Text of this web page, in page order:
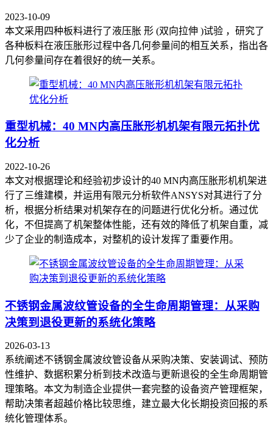
2023-10-09
本文采用四种板料进行了液压胀 形 (双向拉伸 )试验 ，研究了
各种板料在液压胀形过程中各几何参量间的相互关系，指出各
几何参量间存在着很好的统一关系。
重型机械：40 MN内高压胀形机机架有限元拓扑优
化分析
2022-10-26
本文对根据理论和经验初步设计的40 MN内高压胀形机机架进
行了三维建模，并运用有限元分析软件ANSYS对其进行了分
析，根据分析结果对机架存在的问题进行优化分析。通过优
化，不但提高了机架整体性能，还有效的降低了机架自重，减
少了企业的制造成本，对整机的设计发挥了重要作用。
不锈钢金属波纹管设备的全生命周期管理：从采购
决策到退役更新的系统化策略
2026-03-13
系统阐述不锈钢金属波纹管设备从采购决策、安装调试、预防
性维护、数据积累分析到技术改造与更新退役的全生命周期管
理策略。本文为制造企业提供一套完整的设备资产管理框架，
帮助决策者超越价格比较思维，建立最大化长期投资回报的系
统化管理体系。